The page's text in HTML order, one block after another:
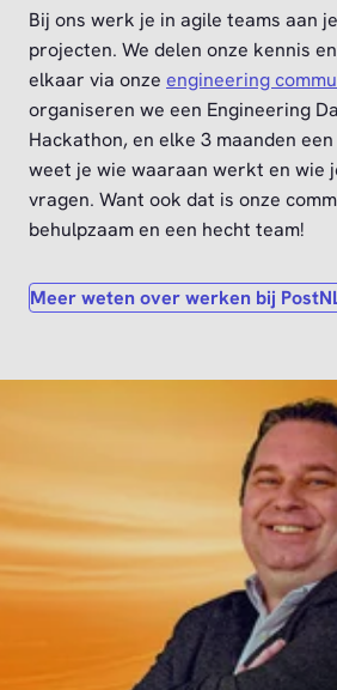
Bij ons werk je in agile teams aan
projecten. We delen onze kennis
elkaar via onze engineering
organiseren we een Engineering
Hackathon, en elke 3 maanden
weet je wie waaraan werkt en wie
vragen. Want ook dat is onze
behulpzaam en een hecht team!
Meer weten over werken bij